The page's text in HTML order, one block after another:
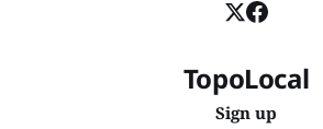
TopoLocal
Sign up